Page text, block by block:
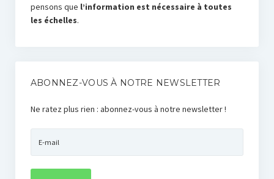
pensons que l’information est nécessaire à toutes
les échelles.
ABONNEZ-VOUS À NOTRE NEWSLETTER
Ne ratez plus rien : abonnez-vous à notre newsletter !